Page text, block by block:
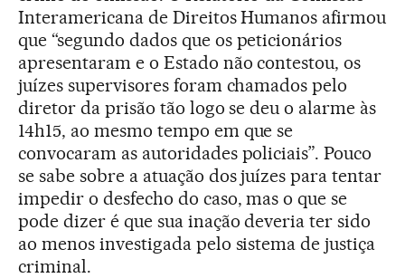
Interamericana de Direitos Humanos afirmou
que “segundo dados que os peticionários
apresentaram e o Estado não contestou, os
juízes supervisores foram chamados pelo
diretor da prisão tão logo se deu o alarme às
14h15, ao mesmo tempo em que se
convocaram as autoridades policiais”. Pouco
se sabe sobre a atuação dos juízes para tentar
impedir o desfecho do caso, mas o que se
pode dizer é que sua inação deveria ter sido
ao menos investigada pelo sistema de justiça
criminal.